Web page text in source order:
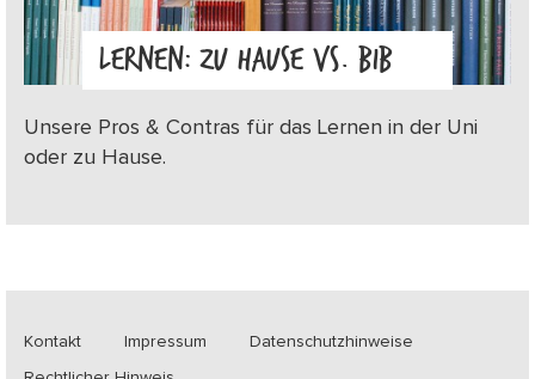
LERNEN: ZU HAUSE VS. BIB
Unsere Pros & Contras für das Lernen in der Uni
oder zu Hause.
Kontakt Impressum Datenschutzhinweise